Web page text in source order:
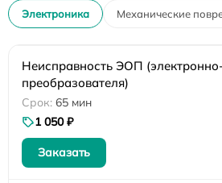
Электроника Механические
Неисправность ЭОП
преобразователя)
65 мин
1 050 ₽
Заказать